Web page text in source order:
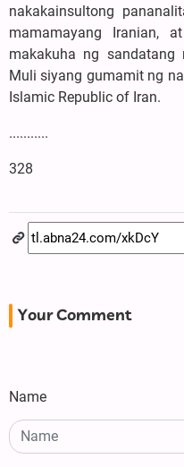
nakakainsultong
mamamayang Iranian,
makakuha ng
Muli siyang gumamit ng
Islamic Republic of Iran.
...........
328
Your Comment
Name